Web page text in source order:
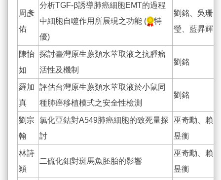
周彥
佑
分析TGF-β誘導肺癌細胞EMT的過程
中細胞自噬作用所展現之功能 (
特
優)
劉銘、吳珊
瑩、藍昇輝
陳怡
如
探討臺灣原生蕨類水萃取液之抗腫瘤
活性及機制
劉銘
羅加
真
評估台灣原生蕨類水萃取液於小鼠同
種肺癌移植模式之安全性檢測
劉銘
劉宗
翰
氯化亞鈷對A549肺癌細胞的致死量探
討
巫奇勳、賴
昱衡
林詩
穎
二硫化鉬對斑馬魚胚胎的影響
巫奇勳、賴
昱衡